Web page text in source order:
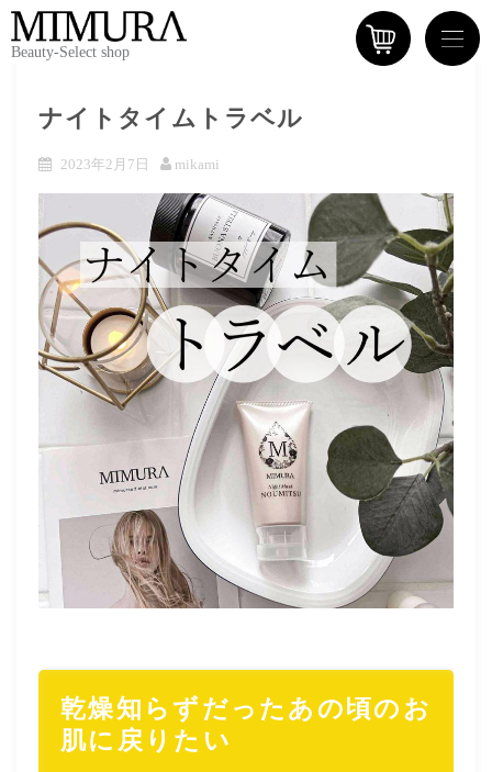
Beauty-Select shop
ナイトタイムトラベル
2023年2月7日 mikami
乾燥知らずだったあの頃のお
肌に戻りたい